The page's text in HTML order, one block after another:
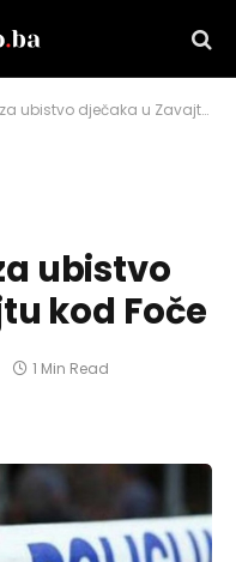
dječaka u Zavajtu kod Foče
ubistvo
kod Foče
1 Min Read